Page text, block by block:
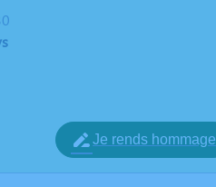
Je rends hommage